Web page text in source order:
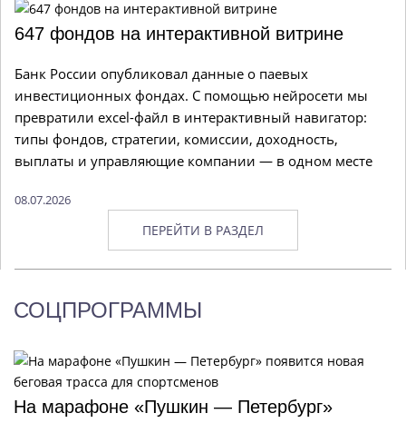
647 фондов на интерактивной витрине
Банк России опубликовал данные о паевых
инвестиционных фондах. С помощью нейросети мы
превратили excel-файл в интерактивный навигатор:
типы фондов, стратегии, комиссии, доходность,
выплаты и управляющие компании — в одном месте
08.07.2026
ПЕРЕЙТИ В РАЗДЕЛ
СОЦПРОГРАММЫ
На марафоне «Пушкин — Петербург»